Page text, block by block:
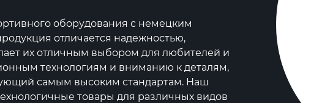
оборудования с немецким
отличается надежностью,
их отличным выбором для любителей и
технологиям и вниманию к деталям,
самым высоким стандартам. Наш
товары для различных видов